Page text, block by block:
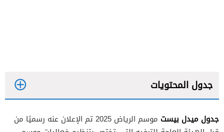
جدول المحتويات
جدول ميدل بيست
موسم الرياض 2025 تم الإعلان عنه رسميًا من